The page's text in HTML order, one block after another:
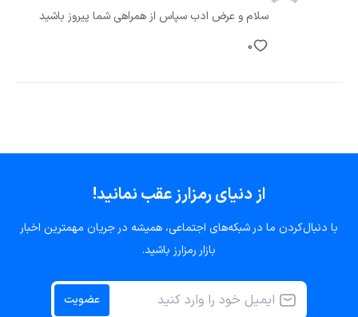
سلام و عرض ادب سپاس از همراهی شما پیروز باشید
0
از دنیای رمزارز عقب نمانید!
با دنبال‌کردن ما در شبکه‌های اجتماعی، همیشه در جریان مهمترین اخبار
بازار رمزارز باشید.
عضویت